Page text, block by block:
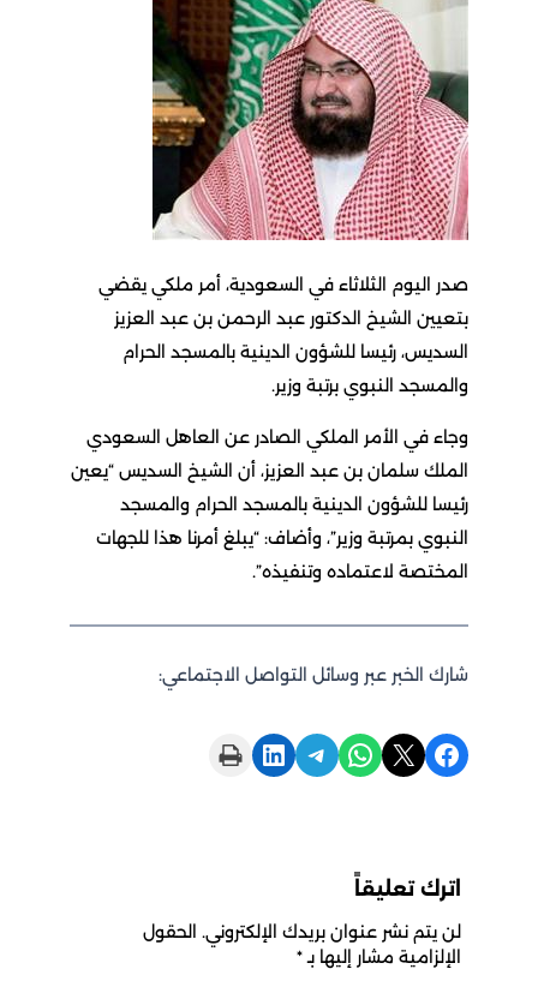
صدر اليوم الثلاثاء في السعودية، أمر ملكي يقضي
بتعيين الشيخ الدكتور عبد الرحمن بن عبد العزيز
السديس، رئيسا للشؤون الدينية بالمسجد الحرام
والمسجد النبوي برتبة وزير.
وجاء في الأمر الملكي الصادر عن العاهل السعودي
الملك سلمان بن عبد العزيز، أن الشيخ السديس “يعين
رئيسا للشؤون الدينية بالمسجد الحرام والمسجد
النبوي بمرتبة وزير”، وأضاف: “يبلغ أمرنا هذا للجهات
المختصة لاعتماده وتنفيذه”.
شارك الخبر عبر وسائل التواصل الاجتماعي:
Share on Facebook
Share on X
Share on WhatsApp
Share on Telegram
Share on LinkedIn
Print this Page
اترك تعليقاً
لن يتم نشر عنوان بريدك الإلكتروني. الحقول
الإلزامية مشار إليها بـ*